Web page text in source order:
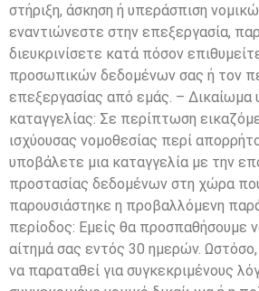
στήριξη, άσκηση ή υπεράσπιση
εναντιώνεστε στην επεξεργασία,
διευκρινίσετε κατά πόσον
προσωπικών δεδομένων σας ή τον
επεξεργασίας από εμάς. – Δικαίωμα
καταγγελίας: Σε περίπτωση
ισχύουσας νομοθεσίας περί
υποβάλετε μια καταγγελία με την
προστασίας δεδομένων στη χώρα
παρουσιάστηκε η προβαλλόμενη
περίοδος: Εμείς θα προσπαθήσουμε
αίτημά σας εντός 30 ημερών.
να παραταθεί για συγκεκριμένους